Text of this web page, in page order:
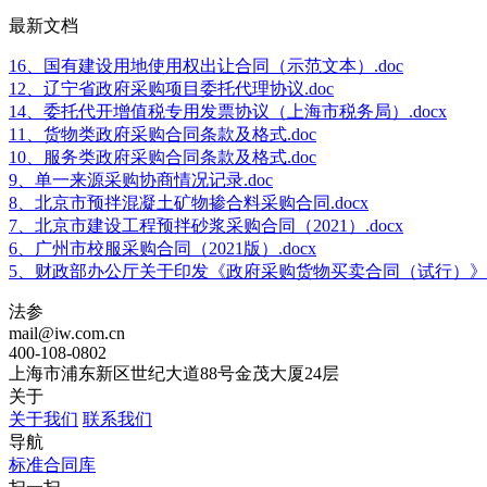
最新文档
16、国有建设用地使用权出让合同（示范文本）.doc
12、辽宁省政府采购项目委托代理协议.doc
14、委托代开增值税专用发票协议（上海市税务局）.docx
11、货物类政府采购合同条款及格式.doc
10、服务类政府采购合同条款及格式.doc
9、单一来源采购协商情况记录.doc
8、北京市预拌混凝土矿物掺合料采购合同.docx
7、北京市建设工程预拌砂浆采购合同（2021）.docx
6、广州市校服采购合同（2021版）.docx
5、财政部办公厅关于印发《政府采购货物买卖合同（试行）
法参
mail@iw.com.cn
400-108-0802
上海市浦东新区世纪大道88号金茂大厦24层
关于
关于我们 联系我们
导航
标准合同库